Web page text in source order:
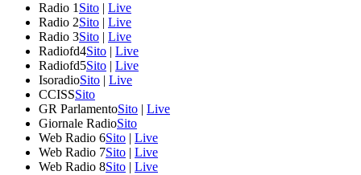
Radio 1 Sito | Live
Radio 2Sito | Live
Radio 3Sito | Live
Radiofd4Sito | Live
Radiofd5Sito | Live
IsoradioSito | Live
CCISSSito
GR ParlamentoSito | Live
Giornale RadioSito
Web Radio 6Sito | Live
Web Radio 7Sito | Live
Web Radio 8Sito | Live